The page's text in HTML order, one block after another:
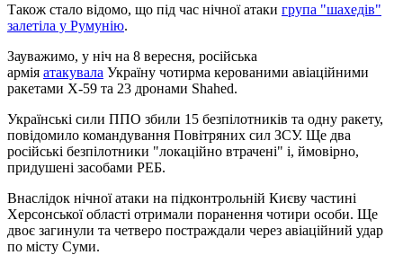
Також стало відомо, що під час нічної атаки група "шахедів"
залетіла у Румунію.
Зауважимо, у ніч на 8 вересня, російська
армія атакувала Україну чотирма керованими авіаційними
ракетами Х-59 та 23 дронами Shahed.
Українські сили ППО збили 15 безпілотників та одну ракету,
повідомило командування Повітряних сил ЗСУ. Ще два
російські безпілотники "локаційно втрачені" і, ймовірно,
придушені засобами РЕБ.
Внаслідок нічної атаки на підконтрольній Києву частині
Херсонської області отримали поранення чотири особи. Ще
двоє загинули та четверо постраждали через авіаційний удар
по місту Суми.